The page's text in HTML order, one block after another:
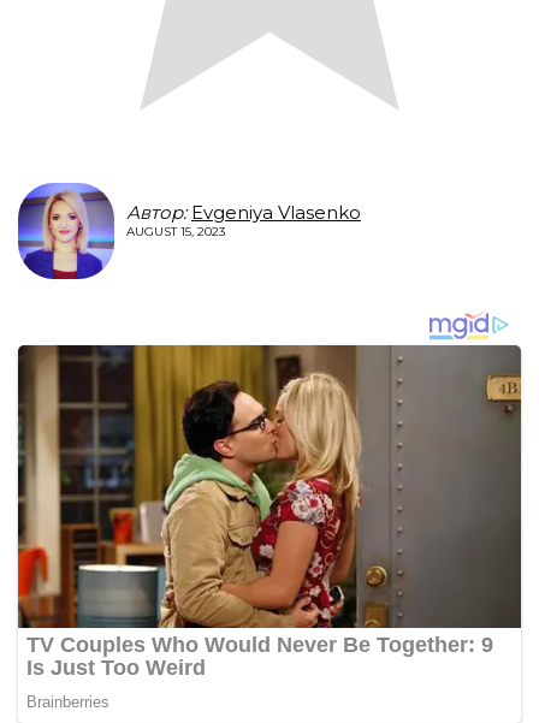
Автор: Evgeniya Vlasenko
AUGUST 15, 2023